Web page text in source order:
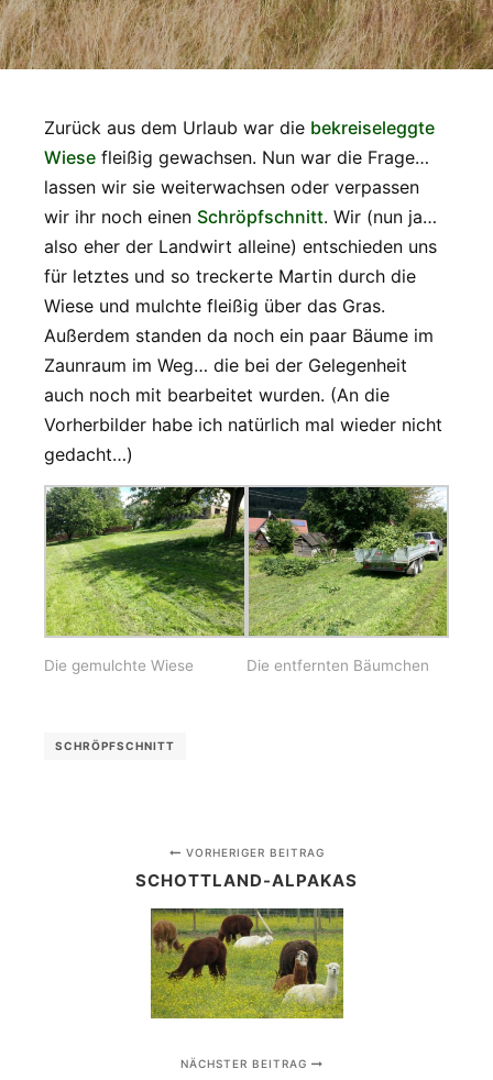
Zurück aus dem Urlaub war die bekreiseleggte
Wiese fleißig gewachsen. Nun war die Frage…
lassen wir sie weiterwachsen oder verpassen
wir ihr noch einen Schröpfschnitt. Wir (nun ja…
also eher der Landwirt alleine) entschieden uns
für letztes und so treckerte Martin durch die
Wiese und mulchte fleißig über das Gras.
Außerdem standen da noch ein paar Bäume im
Zaunraum im Weg… die bei der Gelegenheit
auch noch mit bearbeitet wurden. (An die
Vorherbilder habe ich natürlich mal wieder nicht
gedacht…)
Die gemulchte Wiese Die entfernten Bäumchen
SCHRÖPFSCHNITT
VORHERIGER BEITRAG
SCHOTTLAND-ALPAKAS
NÄCHSTER BEITRAG